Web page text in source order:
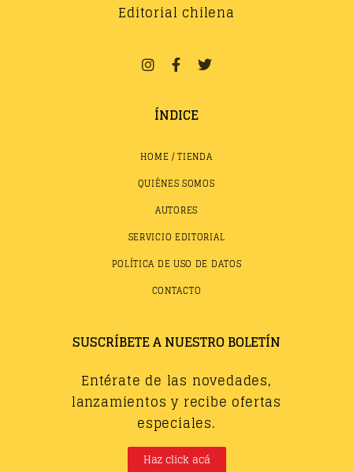
Editorial chilena
ÍNDICE
HOME / TIENDA
QUIÉNES SOMOS
AUTORES
SERVICIO EDITORIAL
POLÍTICA DE USO DE DATOS
CONTACTO
SUSCRÍBETE A NUESTRO BOLETÍN
Entérate de las novedades,
lanzamientos y recibe ofertas
especiales.
Haz click acá